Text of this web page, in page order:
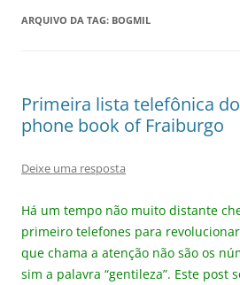
ARQUIVO DA TAG: BOGMIL
Primeira lista telefônica
phone book of Fraiburgo
Deixe uma resposta
Há um tempo não muito distante
primeiro telefones para
que chama a atenção não são os
sim a palavra “gentileza”. Este post